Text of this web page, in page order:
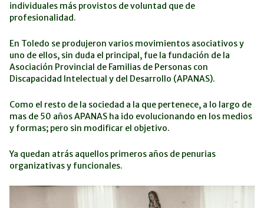
individuales más provistos de voluntad que de
profesionalidad.
En Toledo se produjeron varios movimientos asociativos y
uno de ellos, sin duda el principal, fue la fundación de la
Asociación Provincial de Familias de Personas con
Discapacidad Intelectual y del Desarrollo (APANAS).
Como el resto de la sociedad a la que pertenece, a lo largo de
mas de 50 años APANAS ha ido evolucionando en los medios
y formas; pero sin modificar el objetivo.
Ya quedan atrás aquellos primeros años de penurias
organizativas y funcionales.